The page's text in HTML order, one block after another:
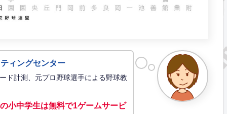
ィングセンター
ド計測、元プロ野球選手による野球教
小中学生は無料で1ゲームサービ